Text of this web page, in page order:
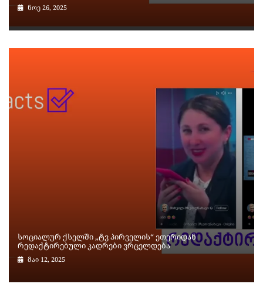
ნოე 26, 2025
სოციალურ ქსელში „ტვ პირველის“ ეთერიდან
რედაქტირებული კადრები ვრცელდება
მაი 12, 2025